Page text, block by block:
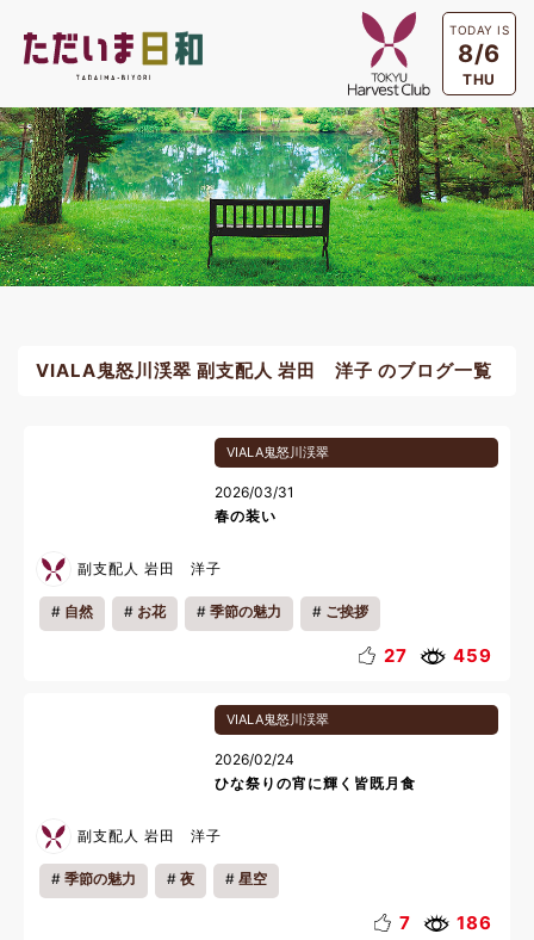
TODAY IS
8/6
THU
VIALA鬼怒川渓翠 副支配人 岩田 洋子 のブログ一覧
VIALA鬼怒川渓翠
2026/03/31
春の装い
副支配人 岩田 洋子
自然 お花 季節の魅力 ご挨拶
27 459
VIALA鬼怒川渓翠
2026/02/24
ひな祭りの宵に輝く皆既月食
副支配人 岩田 洋子
季節の魅力 夜 星空
7 186